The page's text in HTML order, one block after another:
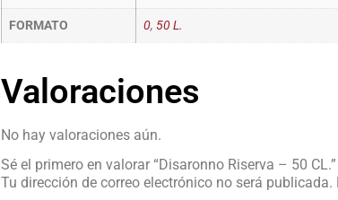
FORMATO 0, 50 L.
Valoraciones
No hay valoraciones aún.
Sé el primero en valorar “Disaronno Riserva – 50 CL.”
Tu dirección de correo electrónico no será publicada.